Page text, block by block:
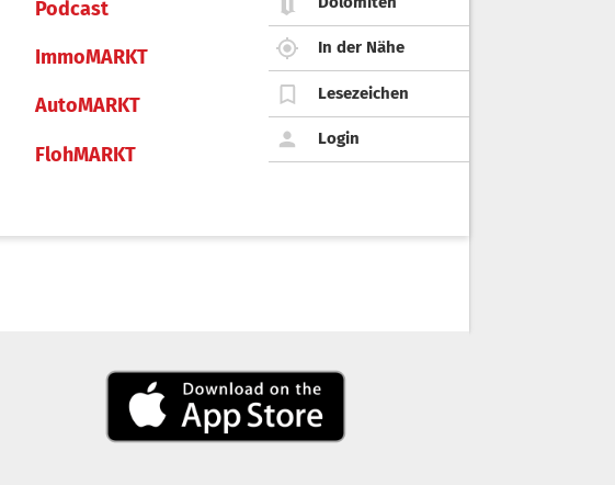
Podcast
ImmoMARKT
AutoMARKT
FlohMARKT
In der Nähe
Lesezeichen
Login